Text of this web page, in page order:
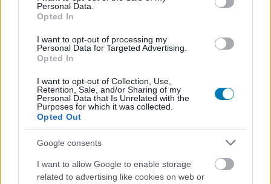
Personal Data.
Opted In
I want to opt-out of processing my
Personal Data for Targeted Advertising.
Opted In
I want to opt-out of Collection, Use,
Retention, Sale, and/or Sharing of my
Personal Data that Is Unrelated with the
Purposes for which it was collected.
Opted Out
Google consents
I want to allow Google to enable storage
related to advertising like cookies on web or
Repetitív játékelemek